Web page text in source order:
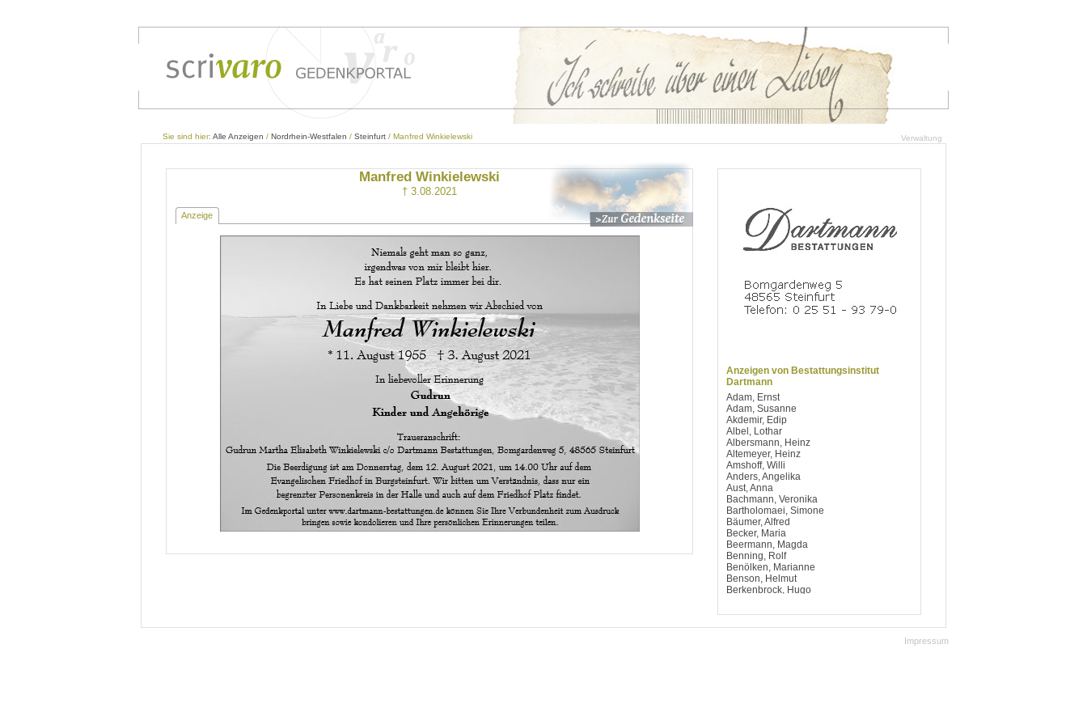
Verwaltung
Sie sind hier: Alle Anzeigen / Nordrhein-Westfalen / Steinfurt / Manfred Winkielewski
Manfred Winkielewski
† 3.08.2021
Anzeige
Anzeigen von Bestattungsinstitut
Dartmann
Adam, Ernst
Adam, Susanne
Akdemir, Edip
Albel, Lothar
Albersmann, Heinz
Altemeyer, Heinz
Amshoff, Willi
Anders, Angelika
Aust, Anna
Bachmann, Veronika
Bartholomaei, Simone
Bäumer, Alfred
Becker, Maria
Beermann, Magda
Benning, Rolf
Benölken, Marianne
Benson, Helmut
Berkenbrock, Hugo
Bertling, Mechthild
Impressum